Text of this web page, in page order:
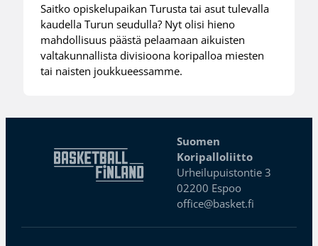
Saitko opiskelupaikan Turusta tai asut tulevalla
kaudella Turun seudulla? Nyt olisi hieno
mahdollisuus päästä pelaamaan aikuisten
valtakunnallista divisioona koripalloa miesten
tai naisten joukkueessamme.
Suomen
Koripalloliitto
Urheilupuistontie 3
02200 Espoo
office@basket.fi